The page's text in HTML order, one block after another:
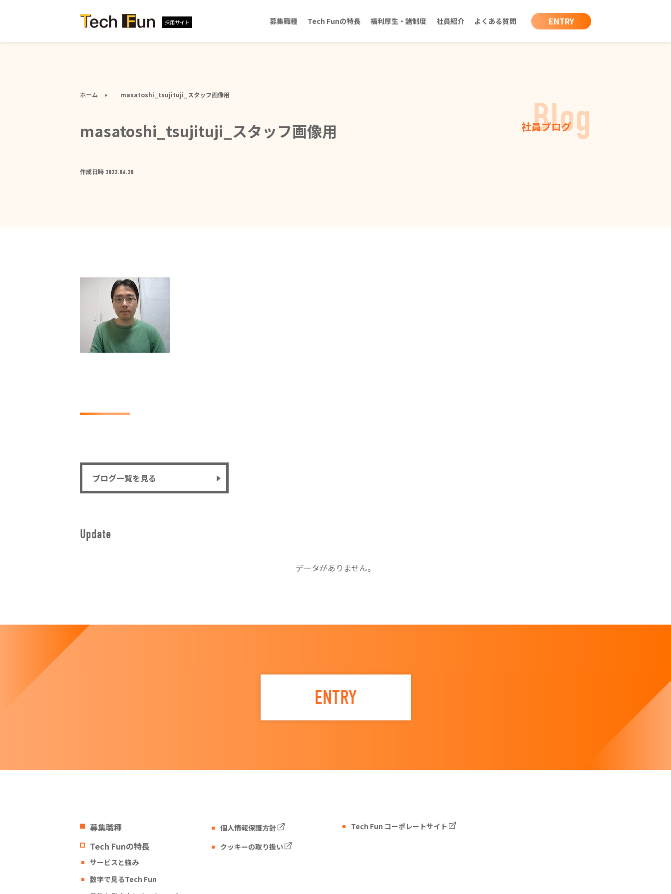
採用サイト 募集職種 Tech Funの特長 福利厚生・諸制度 社員紹介 よくある質問 ENTRY
ホーム masatoshi_tsujituji_スタッフ画像用
Blog
社員ブログ
masatoshi_tsujituji_スタッフ画像用
作成日時 2022.06.20
ブログ一覧を見る
Update
データがありません。
ENTRY
募集職種
Tech Funの特長
サービスと強み
数字で見るTech Fun
個人情報保護方針
クッキーの取り扱い
Tech Fun コーポレートサイト